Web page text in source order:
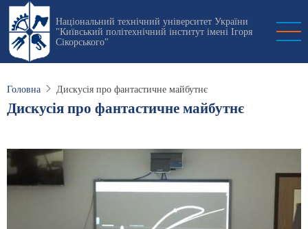
Перейти
основного
вмісту
Національний технічний університет України
"Київський політехнічний інститут імені Ігоря
Сікорського"
Головна Дискусія про фантастичне майбутнє
Дискусія про фантастичне майбутнє